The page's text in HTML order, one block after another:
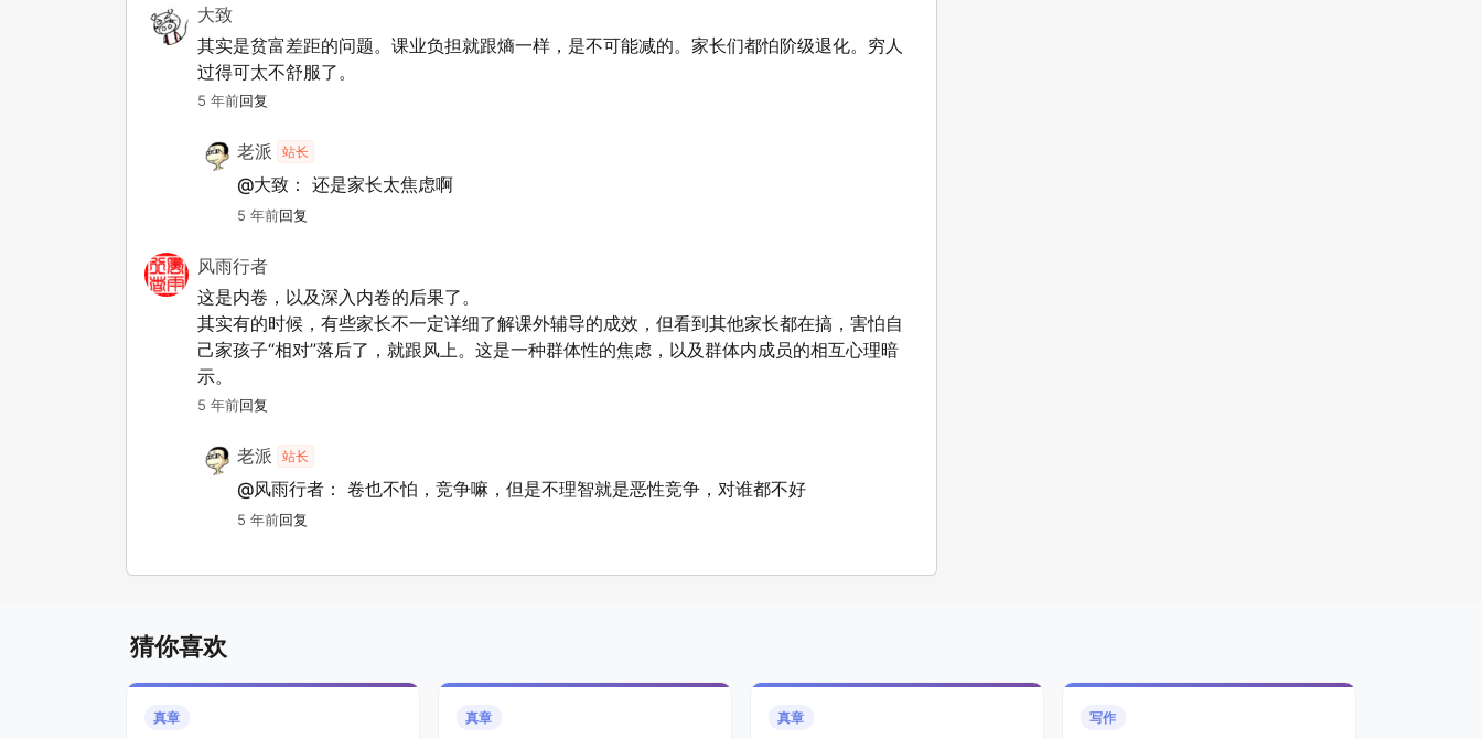
大致
其实是贫富差距的问题。课业负担就跟熵一样，是不可能减的。家长们都怕阶级退化。穷人
过得可太不舒服了。
5 年前回复
老派 站长
@大致： 还是家长太焦虑啊
5 年前回复
风雨行者
这是内卷，以及深入内卷的后果了。
其实有的时候，有些家长不一定详细了解课外辅导的成效，但看到其他家长都在搞，害怕自
己家孩子“相对”落后了，就跟风上。这是一种群体性的焦虑，以及群体内成员的相互心理暗
示。
5 年前回复
老派 站长
@风雨行者： 卷也不怕，竞争嘛，但是不理智就是恶性竞争，对谁都不好
5 年前回复
猜你喜欢
真章 真章 真章 写作